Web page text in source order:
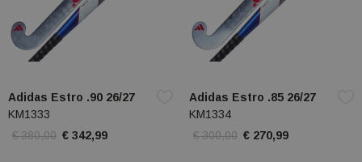
Adidas Estro .90 26/27
KM1333
€ 380,00 € 342,99
Adidas Estro .85 26/27
KM1334
€ 300,00 € 270,99